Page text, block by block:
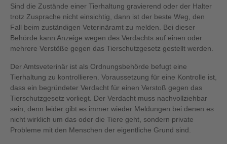
Sind die Zustände einer Tierhaltung gravierend oder der Halter
trotz Zusprache nicht einsichtig, dann ist der beste Weg, den
Fall beim zuständigen Veterinäramt zu melden. Bei dieser
Behörde kann Anzeige wegen des Verdachts auf einen oder
mehrere Verstöße gegen das Tierschutzgesetz gestellt werden.
Der Amtsveterinär ist als Ordnungsbehörde befugt eine
Tierhaltung zu kontrollieren. Voraussetzung für eine Kontrolle ist,
dass ein begründeter Verdacht für einen Verstoß gegen das
Tierschutzgesetz vorliegt. Der Verdacht muss nachvollziehbar
sein, denn leider gibt es immer wieder Meldungen bei denen es
nicht wirklich um das oder die Tiere geht, sondern private
Probleme mit den Menschen der eigentliche Grund sind.